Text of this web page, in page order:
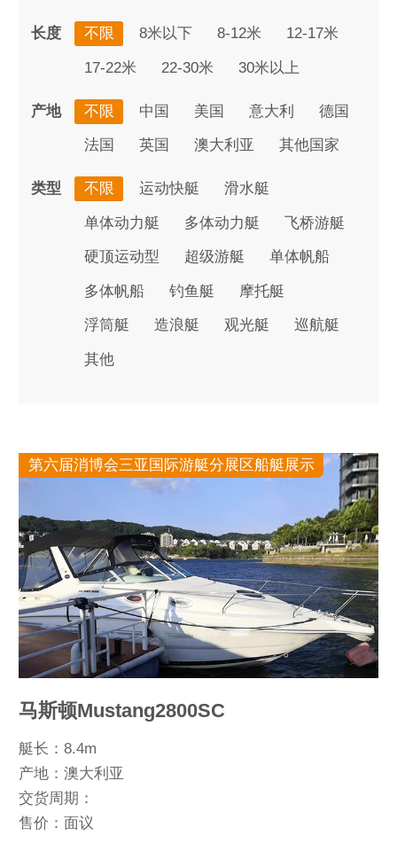
长度 不限 8米以下 8-12米 12-17米
17-22米 22-30米 30米以上
产地 不限 中国 美国 意大利 德国
法国 英国 澳大利亚 其他国家
类型 不限 运动快艇 滑水艇
单体动力艇 多体动力艇 飞桥游艇
硬顶运动型 超级游艇 单体帆船
多体帆船 钓鱼艇 摩托艇
浮筒艇 造浪艇 观光艇 巡航艇
其他
第六届消博会三亚国际游艇分展区船艇展示
马斯顿Mustang2800SC
艇长：8.4m
产地：澳大利亚
交货周期：
售价：面议